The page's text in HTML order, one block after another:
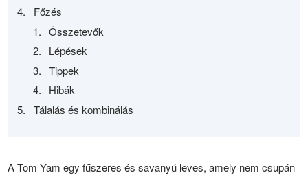
Főzés
Összetevők
Lépések
Tippek
Hibák
Tálalás és kombinálás
A Tom Yam egy fűszeres és savanyú leves, amely nem csupán